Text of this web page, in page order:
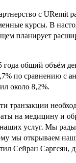
с URemit
курсы. В
планирует
года общий объём
по сравнению с
около 8,2%.
транзакции
на медицину и
услуг. Мы рады
мы открываем
Сейран Саргсян,